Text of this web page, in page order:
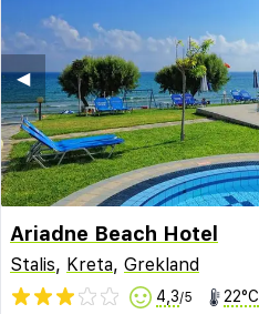
◀︎
Ariadne Beach Hotel
Stalis, Kreta, Grekland
4,3/5 22°C